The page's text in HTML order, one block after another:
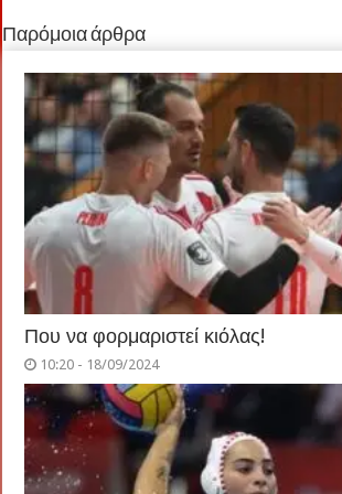
Παρόμοια άρθρα
Που να φορμαριστεί κιόλας!
10:20 - 18/09/2024